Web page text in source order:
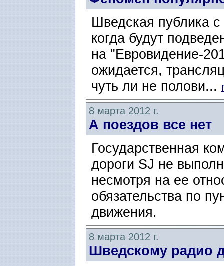
Шведская публика
когда будут
на "Евровидение-
ожидается,
чуть ли не полови...
8 марта 2012 г.
А поездов все нет
Государственная
дороги SJ не
несмотря на ее
обязательства по
движения.
8 марта 2012 г.
Шведскому радио